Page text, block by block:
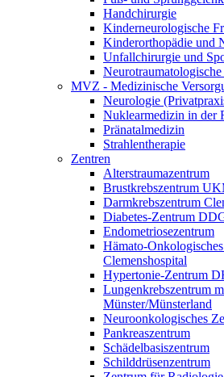
Handchirurgie
Kinderneurologische
Kinderorthopädie und
Unfallchirurgie und
MVZ - Medizinische
Neurologie
Nuklearmedizin in der
Pränatalmedizin
Strahlentherapie
Zentren
Alterstraumazentrum
Brustkrebszentrum
Darmkrebszentrum
Diabetes-Zentrum
Endometriosezentrum
Hämato-
Clemenshospital
Hypertonie-Zentrum
Lungenkrebszentrum
Münster/Münsterland
Neuroonkologisches
Pankreaszentrum
Schädelbasiszentrum
Schilddrüsenzentrum